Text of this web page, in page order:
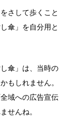
さして歩くこと
傘」を自分用と
傘」は、当時の
もしれません。
域への広告宣伝
せんね。